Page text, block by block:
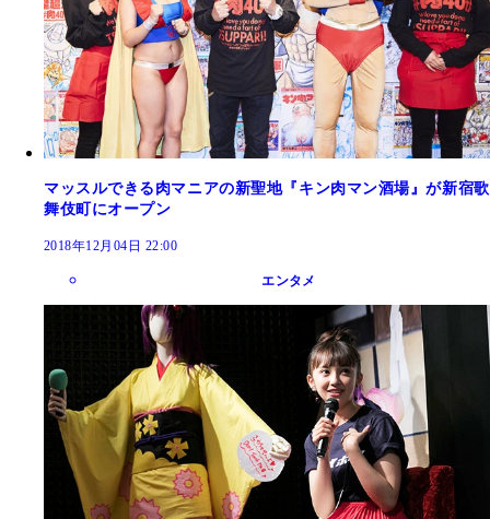
マッスルできる肉マニアの新聖地『キン肉マン酒場』が新宿歌
舞伎町にオープン
2018年12月04日 22:00
エンタメ